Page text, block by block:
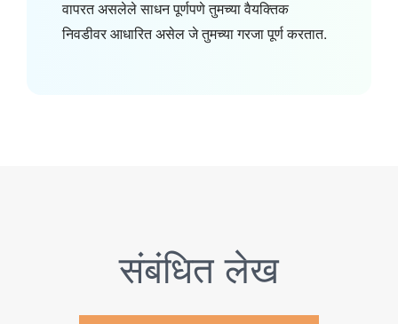
वापरत असलेले साधन पूर्णपणे तुमच्या वैयक्तिक
निवडीवर आधारित असेल जे तुमच्या गरजा पूर्ण करतात.
संबंधित लेख